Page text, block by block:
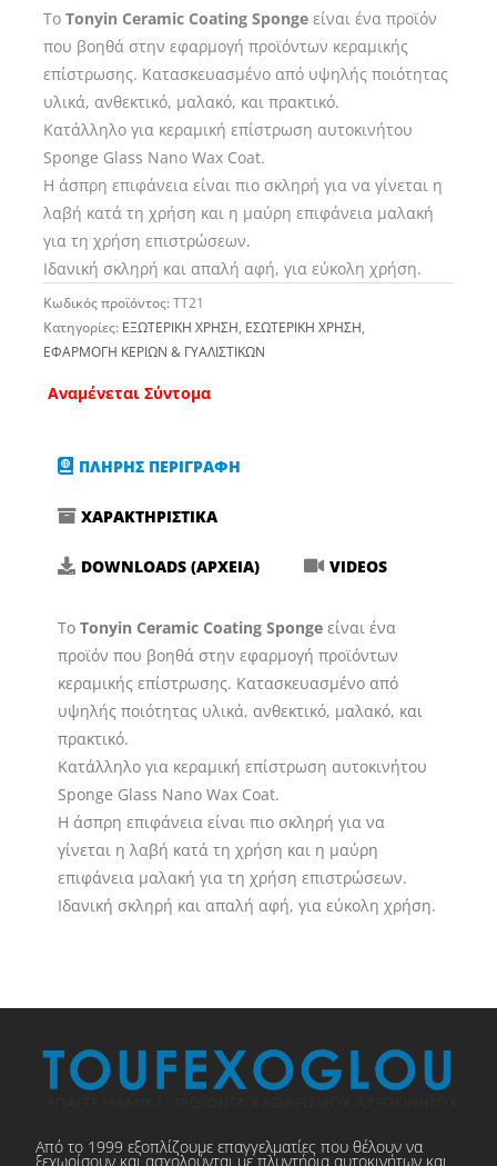
Το Tonyin Ceramic Coating Spongeείναι ένα προϊόν
που βοηθά στην εφαρμογή προϊόντων κεραμικής
επίστρωσης. Κατασκευασμένο από υψηλής ποιότητας
υλικά, ανθεκτικό, μαλακό, και πρακτικό.
Κατάλληλο για κεραμική επίστρωση αυτοκινήτου
Sponge Glass Nano Wax Coat.
Η άσπρη επιφάνεια είναι πιο σκληρή για να γίνεται η
λαβή κατά τη χρήση και η μαύρη επιφάνεια μαλακή
για τη χρήση επιστρώσεων.
Ιδανική σκληρή και απαλή αφή, για εύκολη χρήση.
Κωδικός προϊόντος:TT21
Κατηγορίες: ΕΞΩΤΕΡΙΚΗ ΧΡΗΣΗ, ΕΣΩΤΕΡΙΚΗ ΧΡΗΣΗ,
ΕΦΑΡΜΟΓΗ ΚΕΡΙΩΝ & ΓΥΑΛΙΣΤΙΚΩΝ
Αναμένεται Σύντομα
ΠΛΗΡΗΣ ΠΕΡΙΓΡΑΦΗ
ΧΑΡΑΚΤΗΡΙΣΤΙΚΑ
DOWNLOADS (ΑΡΧΕΙΑ) VIDEOS
ΤοTonyin Ceramic Coating Sponge είναι ένα
προϊόν που βοηθά στην εφαρμογή προϊόντων
κεραμικής επίστρωσης. Κατασκευασμένο από
υψηλής ποιότητας υλικά, ανθεκτικό, μαλακό, και
πρακτικό.
Κατάλληλο για κεραμική επίστρωση αυτοκινήτου
Sponge Glass Nano Wax Coat.
Η άσπρη επιφάνεια είναι πιο σκληρή για να
γίνεται η λαβή κατά τη χρήση και η μαύρη
επιφάνεια μαλακή για τη χρήση επιστρώσεων.
Ιδανική σκληρή και απαλή αφή, για εύκολη χρήση.
Από το 1999 εξοπλίζουμε επαγγελματίες που θέλουν να
ξεχωρίσουν και ασχολούνται με πλυντήρια αυτοκινήτων και